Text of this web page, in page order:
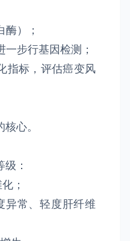
）；
步行基因检测；
指标，评估癌变风
心。
：
；
异常、轻度肝纤维